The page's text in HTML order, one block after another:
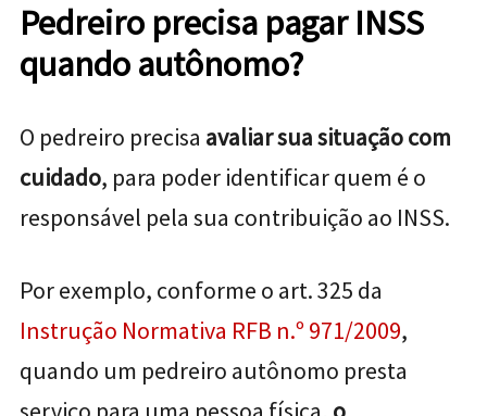
Pedreiro precisa pagar INSS
quando autônomo?
O pedreiro precisa avaliar sua situação com
cuidado, para poder identificar quem é o
responsável pela sua contribuição ao INSS.
Por exemplo, conforme o art. 325 da
Instrução Normativa RFB n.º 971/2009,
quando um pedreiro autônomo presta